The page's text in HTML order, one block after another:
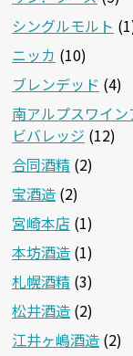
シングルモルト
ニッカ (10)
ブレンデッド (4)
南アルプスワイン
ビバレッジ (12)
合同酒精 (2)
宝酒造 (2)
宮崎本店 (1)
本坊酒造 (1)
札幌酒精 (3)
松井酒造 (2)
江井ヶ嶋酒造 (2)